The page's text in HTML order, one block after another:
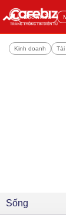
Đọc nhiều
Kinh doanh
Sống